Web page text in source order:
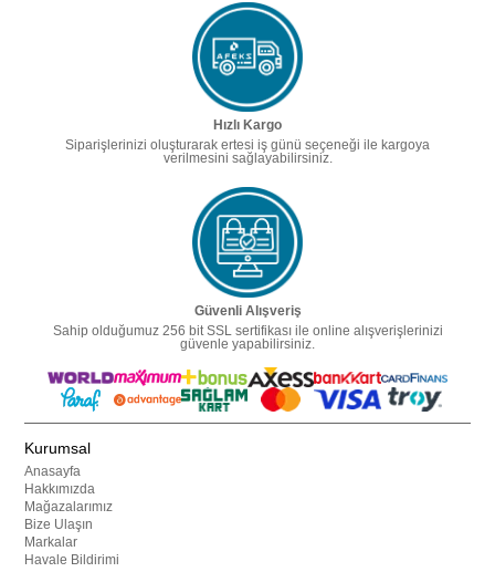
Hızlı Kargo
Siparişlerinizi oluşturarak ertesi iş günü seçeneği ile kargoya
verilmesini sağlayabilirsiniz.
Güvenli Alışveriş
Sahip olduğumuz 256 bit SSL sertifikası ile online alışverişlerinizi
güvenle yapabilirsiniz.
Kurumsal
Anasayfa
Hakkımızda
Mağazalarımız
Bize Ulaşın
Markalar
Havale Bildirimi